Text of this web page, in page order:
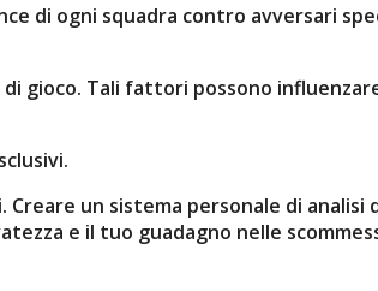
di ogni squadra contro avversari
gioco. Tali fattori possono
un sistema personale di
e il tuo guadagno nelle